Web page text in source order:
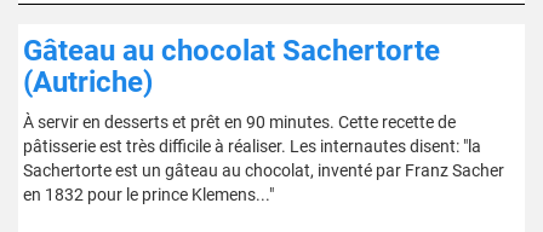
Gâteau au chocolat Sachertorte
(Autriche)
À servir en desserts et prêt en 90 minutes. Cette recette de
pâtisserie est très difficile à réaliser. Les internautes disent: "la
Sachertorte est un gâteau au chocolat, inventé par Franz Sacher
en 1832 pour le prince Klemens..."